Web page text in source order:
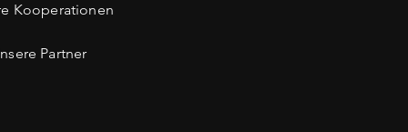
Kooperationen
Partner